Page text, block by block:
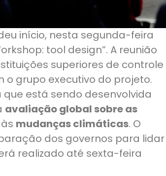
início, nesta segunda-feira
tool design”. A reunião
superiores de controle
o grupo executivo do projeto.
está sendo desenvolvida
avaliação global sobre as
mudanças climáticas. O
dos governos para lidar
realizado até sexta-feira